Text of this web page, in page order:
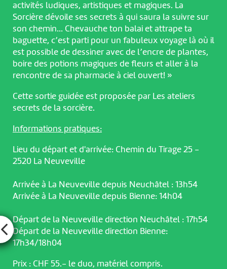
activités ludiques, artistiques et magiques. La
Sorcière dévoile ses secrets à qui saura la suivre sur
son chemin… Chevauche ton balai et attrape ta
baguette, c’est parti pour un fabuleux voyage là où il
est possible de dessiner avec de l’encre de plantes,
boire des potions magiques de fleurs et aller à la
rencontre de sa pharmacie à ciel ouvert! »
Cette sortie guidée est proposée par Les ateliers
secrets de la sorcière.
Informations pratiques:
Lieu du départ et d'arrivée: Chemin du Tirage 25 -
2520 La Neuveville
Arrivée à La Neuveville depuis Neuchâtel : 13h54
Arrivée à La Neuveville depuis Bienne: 14h04
Départ de la Neuveville direction Neuchâtel : 17h54
Départ de la Neuveville direction Bienne:
17h34/18h04
Prix : CHF 55.- le duo, matériel compris.